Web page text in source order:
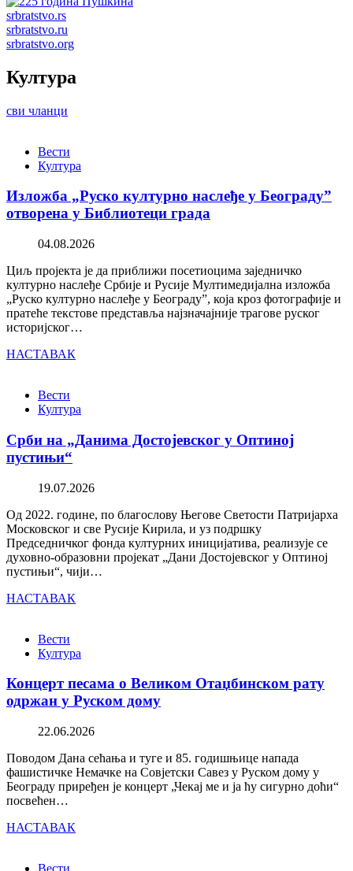
srbratstvo.rs
srbratstvo.ru
srbratstvo.org
Култура
сви чланци
Вести
Култура
Изложба „Руско културно наслеђе у Београду”
отворена у Библиотеци града
04.08.2026
Циљ пројекта је да приближи посетиоцима заједничко
културно наслеђе Србије и Русије Мултимедијална изложба
„Руско културно наслеђе у Београду”, која кроз фотографије и
пратеће текстове представља најзначајније трагове руског
историјског…
НАСТАВАК
Вести
Култура
Срби на „Данима Достојевског у Оптиној
пустињи“
19.07.2026
Од 2022. године, по благослову Његове Светости Патријарха
Московског и све Русије Кирила, и уз подршку
Председничког фонда културних иницијатива, реализује се
духовно-образовни пројекат „Дани Достојевског у Оптиној
пустињи“, чији…
НАСТАВАК
Вести
Култура
Концерт песама о Великом Отаџбинском рату
одржан у Руском дому
22.06.2026
Поводом Дана сећања и туге и 85. годишњице напада
фашистичке Немачке на Совјетски Савез у Руском дому у
Београду приређен је концерт „Чекај ме и ја ћу сигурно доћи“
посвећен…
НАСТАВАК
Вести